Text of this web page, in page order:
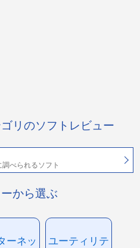
リのソフトレビュー
べられるソフト
から選ぶ
ーネッ
ユーティリテ